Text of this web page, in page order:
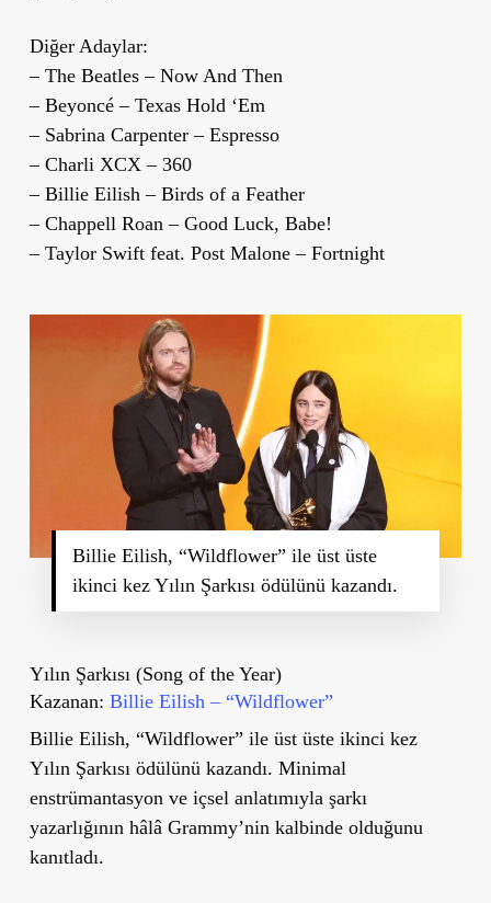
Diğer Adaylar:
– The Beatles – Now And Then
– Beyoncé – Texas Hold ‘Em
– Sabrina Carpenter – Espresso
– Charli XCX – 360
– Billie Eilish – Birds of a Feather
– Chappell Roan – Good Luck, Babe!
– Taylor Swift feat. Post Malone – Fortnight
Billie Eilish, “Wildflower” ile üst üste
ikinci kez Yılın Şarkısı ödülünü kazandı.
Yılın Şarkısı (Song of the Year)
Kazanan: Billie Eilish – “Wildflower”
Billie Eilish, “Wildflower” ile üst üste ikinci kez
Yılın Şarkısı ödülünü kazandı. Minimal
enstrümantasyon ve içsel anlatımıyla şarkı
yazarlığının hâlâ Grammy’nin kalbinde olduğunu
kanıtladı.